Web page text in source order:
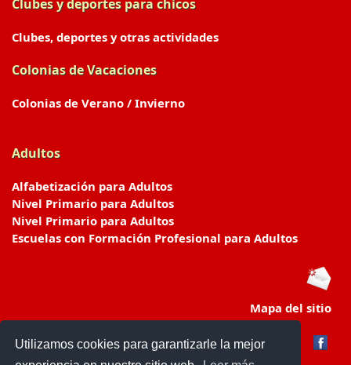
Utilizamos cookies para garantizarle la mejor
Clubes y deportes para chicos
Clubes, deportes y otras actividades
Colonias de Vacaciones
Colonias de Verano / Invierno
Adultos
Alfabetización para Adultos
Nivel Primario para Adultos
Nivel Primario para Adultos
Escuelas con Formación Profesional para Adultos
Mapa del sitio